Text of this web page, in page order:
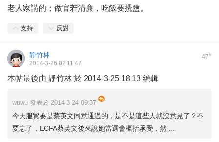
老人家講的；做官若清廉，吃飯要攪鹽。
支持 反對
47#
靜竹林
2014-3-26 02:11:47
本帖最後由 靜竹林 於 2014-3-25 18:13 編輯
wuwu 發表於 2014-3-24 09:37
今天服貿要是蔡英文同意通過的，是不是這些人就沒意見了？不
要忘了，ECFA蔡英文後來說她當選會概括承受，然 ...